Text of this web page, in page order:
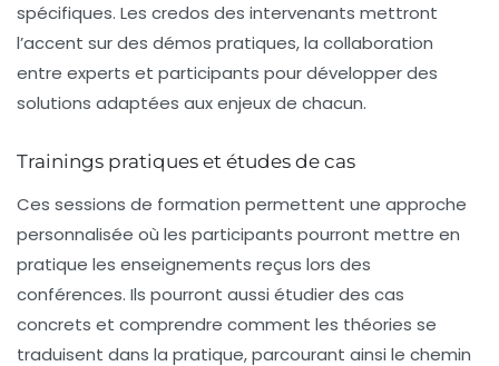
spécifiques. Les credos des intervenants mettront
l’accent sur des démos pratiques, la collaboration
entre experts et participants pour développer des
solutions adaptées aux enjeux de chacun.
Trainings pratiques et études de cas
Ces sessions de formation permettent une approche
personnalisée où les participants pourront mettre en
pratique les enseignements reçus lors des
conférences. Ils pourront aussi étudier des cas
concrets et comprendre comment les théories se
traduisent dans la pratique, parcourant ainsi le chemin